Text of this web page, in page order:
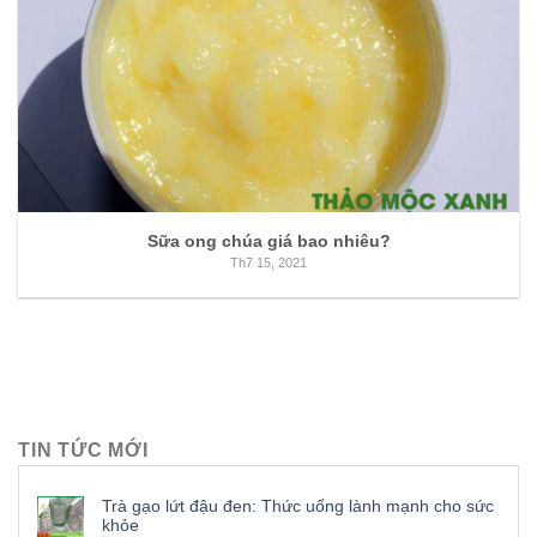
Sữa ong chúa giá bao nhiêu?
Th7 15, 2021
TIN TỨC MỚI
Trà gạo lứt đậu đen: Thức uống lành mạnh cho sức
khỏe